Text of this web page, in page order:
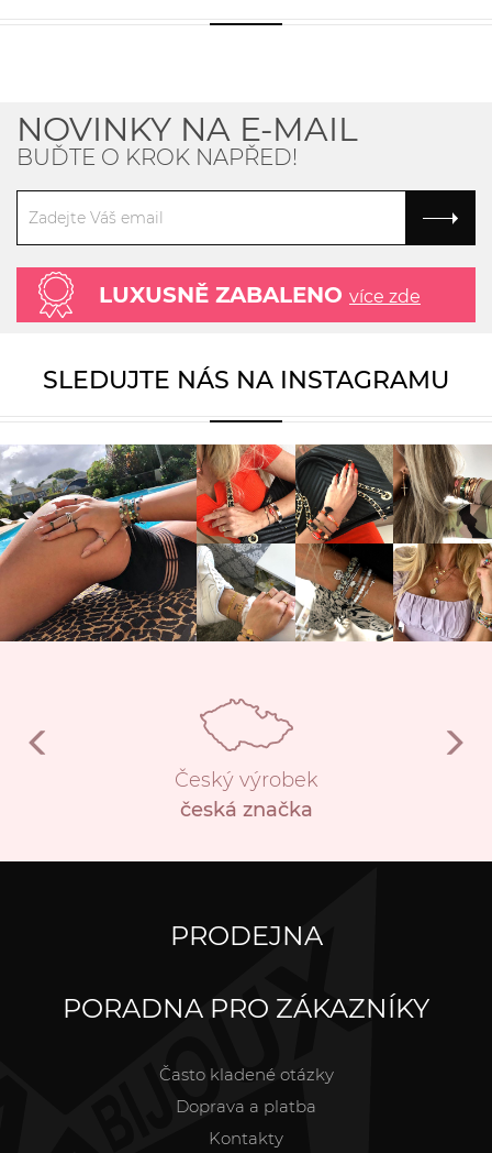
NOVINKY NA E-MAIL
BUĎTE O KROK NAPŘED!
LUXUSNĚ ZABALENO více zde
SLEDUJTE NÁS NA INSTAGRAMU
Český výrobek
česká značka
PRODEJNA
PORADNA PRO ZÁKAZNÍKY
Často kladené otázky
Doprava a platba
Kontakty